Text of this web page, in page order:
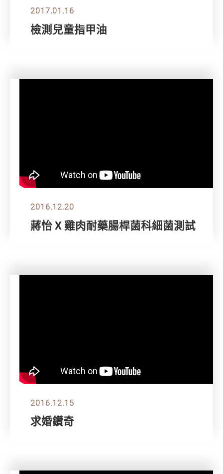
2017.01.16
檢測兒童指甲油
2016.12.20
蔣怡 X 雞肉耐藥腸桿菌科細菌測試
2016.12.15
求婚鑽奇